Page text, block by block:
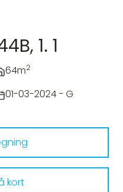
1. 1
64m2
01-03-2024 - G
kort